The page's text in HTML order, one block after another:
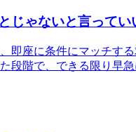
じゃないと言ってい
即座に条件にマッチす
段階で、できる限り早